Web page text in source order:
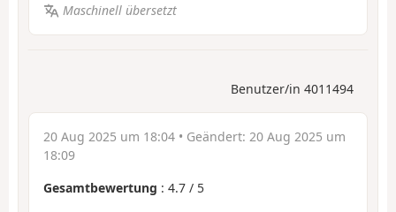
Maschinell übersetzt
Benutzer/in 4011494
20 Aug 2025 um 18:04 • Geändert: 20 Aug 2025 um
18:09
Gesamtbewertung : 4.7 / 5